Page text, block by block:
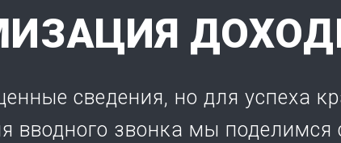
сведения, но для успеха
вводного звонка мы